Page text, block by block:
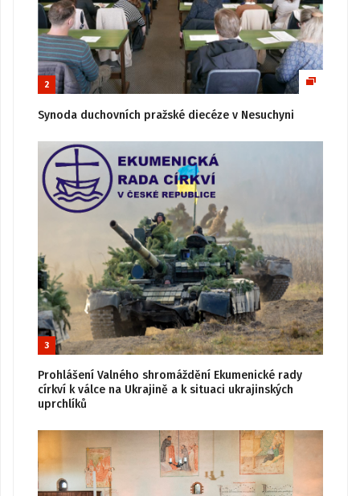
2
Synoda duchovních pražské diecéze v Nesuchyni
3
Prohlášení Valného shromáždění Ekumenické rady
církví k válce na Ukrajině a k situaci ukrajinských
uprchlíků